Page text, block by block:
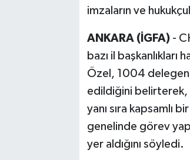
imzaların ve
ANKARA (İGFA) -
bazı il başkanlıkları
Özel, 1004
edildiğini belirterek,
yanı sıra kapsamlı
genelinde görev
yer aldığını söyledi.